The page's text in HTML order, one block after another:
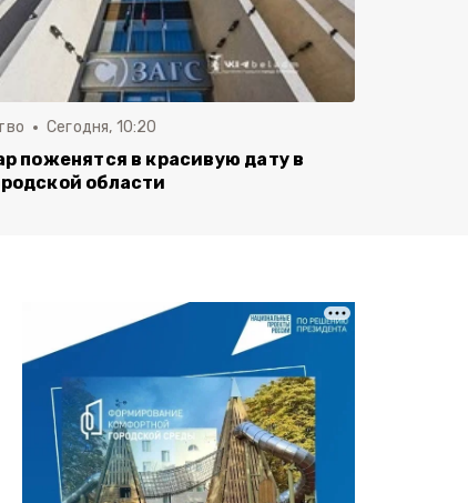
Сегодня, 10:20
поженятся в красивую дату в
области